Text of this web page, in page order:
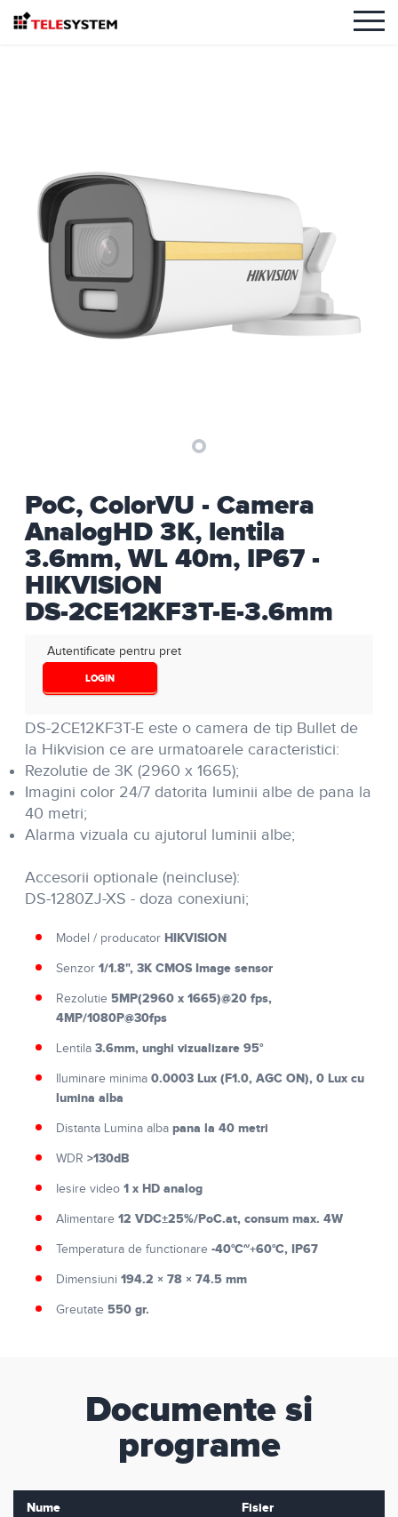
PoC, ColorVU - Camera
AnalogHD 3K, lentila
3.6mm, WL 40m, IP67 -
HIKVISION
DS-2CE12KF3T-E-3.6mm
Autentificate pentru pret
LOGIN
DS-2CE12KF3T-E este o camera de tip Bullet de
la Hikvision ce are urmatoarele caracteristici:
Rezolutie de 3K (2960 x 1665);
Imagini color 24/7 datorita luminii albe de pana la
40 metri;
Alarma vizuala cu ajutorul luminii albe;
Accesorii optionale (neincluse):
DS-1280ZJ-XS - doza conexiuni;
Model / producator HIKVISION
Senzor 1/1.8", 3K CMOS Image sensor
Rezolutie 5MP(2960 x 1665)@20 fps,
4MP/1080P@30fps
Lentila 3.6mm, unghi vizualizare 95°
Iluminare minima 0.0003 Lux (F1.0, AGC ON), 0 Lux cu
lumina alba
Distanta Lumina alba pana la 40 metri
WDR >130dB
Iesire video 1 x HD analog
Alimentare 12 VDC±25%/PoC.at, consum max. 4W
Temperatura de functionare -40°C~+60°C, IP67
Dimensiuni 194.2 × 78 × 74.5 mm
Greutate 550 gr.
Documente si
programe
Nume Fisier